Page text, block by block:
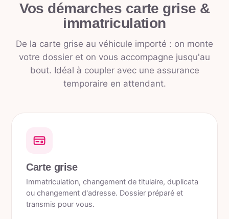
Vos démarches carte grise &
immatriculation
De la carte grise au véhicule importé : on monte
votre dossier et on vous accompagne jusqu'au
bout. Idéal à coupler avec une assurance
temporaire en attendant.
Carte grise
Immatriculation, changement de titulaire, duplicata
ou changement d'adresse. Dossier préparé et
transmis pour vous.